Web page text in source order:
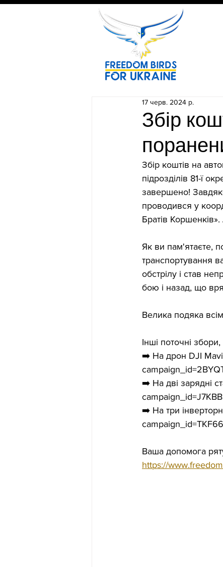
Збір
17 черв. 2024 р.
Збір коштів на
підрозділів 81-ї
завершено!
проводився у
Братів
Як ви пам'ятаєте,
транспортування
обстрілу і став
бою і назад, що
Велика подяка
Інші поточні
➡️ На дрон DJI
➡️ На дві зарядні
➡️ На три
Ваша допомога
https://